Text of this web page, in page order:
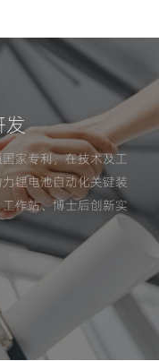
发
家专利，在技术及工
锂电池自动化关键装
作站、博士后创新实